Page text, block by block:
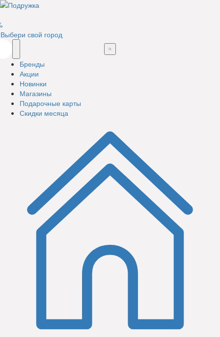
Выбери свой город
Бренды
Акции
Новинки
Магазины
Подарочные карты
Скидки месяца